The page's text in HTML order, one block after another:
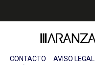
CONTACTO AVISO LEGAL